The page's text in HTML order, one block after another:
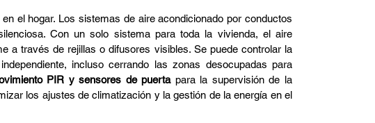
el hogar. Los sistemas de aire acondicionado por conductos
Con un solo sistema para toda la vivienda, el aire
a través de rejillas o difusores visibles. Se puede controlar la
PIR y sensores de puerta para la supervisión de la
los ajustes de climatización y la gestión de la energía en el